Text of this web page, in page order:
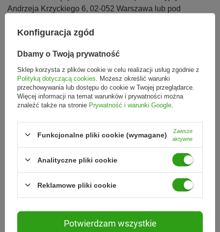
Andrzeja Krzyckiego 6, 02-052 Warszawa lub pod
§5 REKLAMACJE
1. Wszelkie reklamacje dotyczące Konkursu Uczestnicy
powinni zgłaszać w formie pisemnej, na adres siedziby
Organizatora. Reklamacja powinna zawierać nazwę
Konkursu, czyli imię i nazwisko Uczestnika zgłaszającego
reklamację, nick na portalu społecznościowym Facebook,
Organizator wyśle odpowiedź. Reklamacja pisemna
powinna zostać własnoręcznie podpisana przez
2. Uczestnicy uprawnieni są do składania reklamacji w
terminie 30 dni od dnia upływu czasu trwania Konkursu.
reklamacje nie zawierające danych wskazanych w § 6 pkt.
1 nie będą rozpatrywane.
Konfiguracja zgód
Dbamy o Twoją prywatność
Sklep korzysta z plików cookie w celu realizacji usług zgodnie z
Polityką dotyczącą cookies . Możesz określić warunki
przechowywania lub dostępu do cookie w Twojej przeglądarce.
Więcej informacji na temat warunków i prywatności można
znaleźć także na stronie Prywatność i warunki Google
Funkcjonalne pliki cookie (wymagane)
Zawsze
aktywne
Analityczne pliki cookie
Reklamowe pliki cookie
Potwierdzam wszystkie